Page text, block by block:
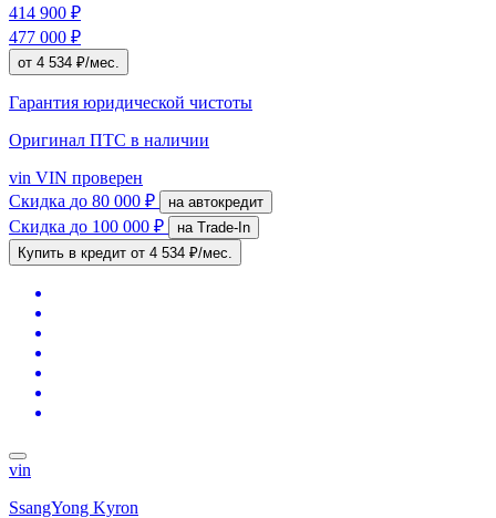
414 900 ₽
477 000 ₽
от 4 534 ₽/мес.
Гарантия юридической чистоты
Оригинал ПТС в наличии
vin VIN проверен
Скидка до 80 000 ₽ на автокредит
Скидка до 100 000 ₽
на Trade-In
Купить в кредит от 4 534 ₽/мес.
vin
SsangYong Kyron